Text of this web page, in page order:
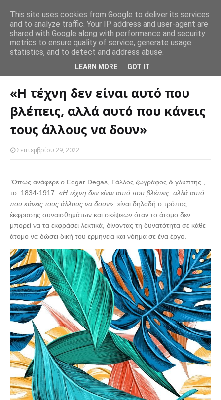
Ο εθελοντισμός και άλλες πράξεις καλοσύνης βοηθούν και
αυτόν που βοηθάει.
SLIDER
«Η τέχνη δεν είναι αυτό που βλέπεις, αλλά
«Η τέχνη δεν είναι αυτό που
βλέπεις, αλλά αυτό που κάνεις
τους άλλους να δουν»
Σεπτεμβρίου 29, 2022
Όπως ανάφερε ο Edgar Degas, Γάλλος ζωγράφος & γλύπτης ,
το 1834-1917 «Η τέχνη δεν είναι αυτό που βλέπεις, αλλά αυτό
που κάνεις τους άλλους να δουν», είναι δηλαδή ο τρόπος
έκφρασης συναισθημάτων και σκέψεων όταν το άτομο δεν
μπορεί να τα εκφράσει λεκτικά, δίνοντας τη δυνατότητα σε κάθε
άτομο να δώσει δική του ερμηνεία και νόημα σε ένα έργο.
This site uses cookies from Google to deliver its services
and to analyze traffic. Your IP address and user-agent are
shared with Google along with performance and security
metrics to ensure quality of service, generate usage
statistics, and to detect and address abuse.
LEARN MORE GOT IT